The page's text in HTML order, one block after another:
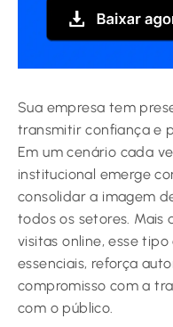
Sua empresa tem
transmitir confiança e
Em um cenário cada
institucional emerge
consolidar a imagem
todos os setores. Mais
visitas online, esse
essenciais, reforça
compromisso com a
com o público.